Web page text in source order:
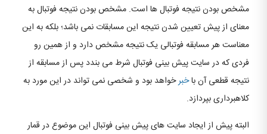
مشخص بودن نتیجه فوتبال ها است. مشخص بودن نتیجه فوتبال به
معنای از پیش تعیین شدن نتیجه این مسابقات نمی باشد؛ بلکه به این
معناست هر مسابقه فوتبالی یک نتیجه مشخص دارد و از همین رو
فردی که در سایت پیش بینی فوتبال شرط می بندد پس از مسابقه از
نتیجه قطعی آن باخبرخواهد بود و شخصی نمی تواند در این مورد به
کلاهبرداری بپردازد.
البته پیش از ایجاد سایت های پیش بینی فوتبال این موضوع در قمار